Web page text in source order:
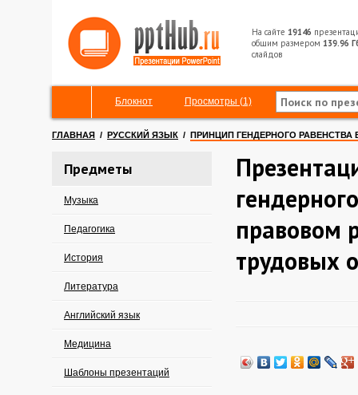
На сайте 19146
общим размером 139.96
слайдов
Блокнот Просмотры (1)
ГЛАВНАЯ / РУССКИЙ ЯЗЫК / ПРИНЦИП ГЕНДЕРНОГО
Предметы
Музыка
Педагогика
История
Литература
Английский язык
Медицина
Шаблоны презентаций
правовом
трудовых